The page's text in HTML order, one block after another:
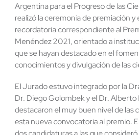
Argentina para el Progreso de las
realizó la ceremonia de premiación y
recordatoria correspondiente al
Menéndez 2021, orientado a
que se hayan destacado en el
conocimientos y divulgación de las
El Jurado estuvo integrado por la
Dr. Diego Golombek y el Dr.
destacaron el muy buen nivel de las
esta nueva convocatoria al premio.